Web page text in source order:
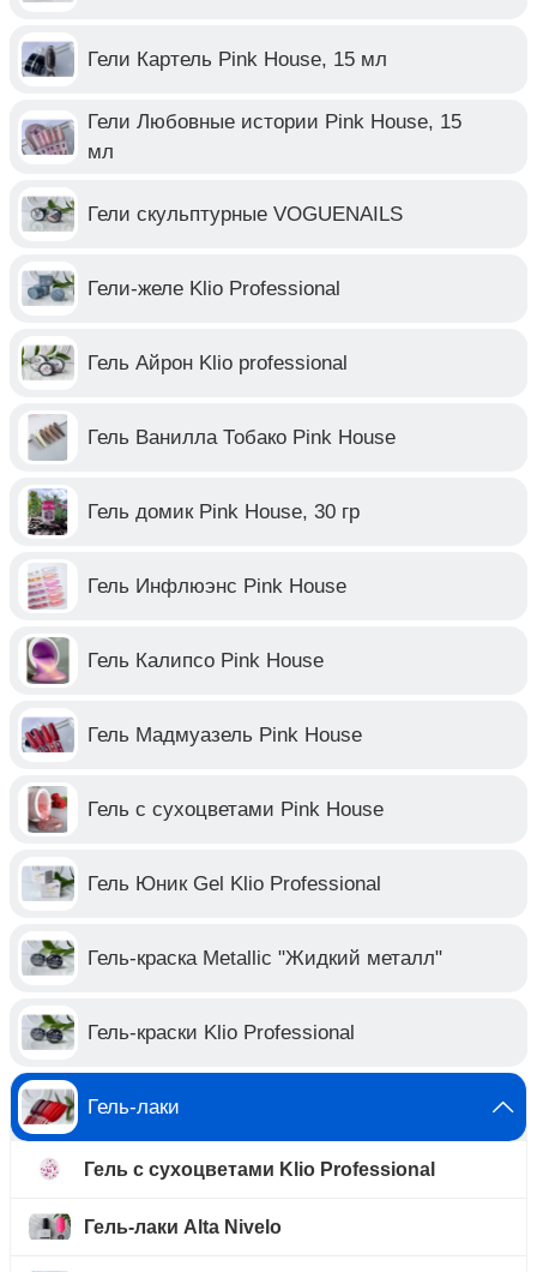
Гели Картель Pink House, 15 мл
Гели Любовные истории Pink House, 15
мл
Гели скульптурные VOGUENAILS
Гели-желе Klio Professional
Гель Айрон Klio professional
Гель Ванилла Тобако Pink House
Гель домик Pink House, 30 гр
Гель Инфлюэнс Pink House
Гель Калипсо Pink House
Гель Мадмуазель Pink House
Гель с сухоцветами Pink House
Гель Юник Gel Klio Professional
Гель-краска Metallic "Жидкий металл"
Гель-краски Klio Professional
Гель-лаки
Гель с сухоцветами Klio Professional
Гель-лаки Alta Nivelo